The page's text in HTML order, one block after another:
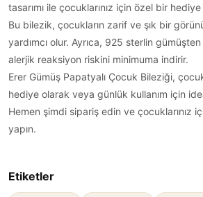
tasarımı ile çocuklarınız için özel bir hediye
Bu bilezik, çocukların zarif ve şık bir
yardımcı olur. Ayrıca, 925 sterlin
alerjik reaksiyon riskini minimuma indirir.
Erer Gümüş Papatyalı Çocuk Bileziği,
hediye olarak veya günlük kullanım için
Hemen şimdi sipariş edin ve çocuklarınız
yapın.
Etiketler